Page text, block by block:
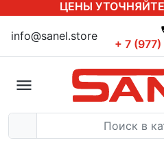
ЦЕНЫ
info@sanel.store
+ 7